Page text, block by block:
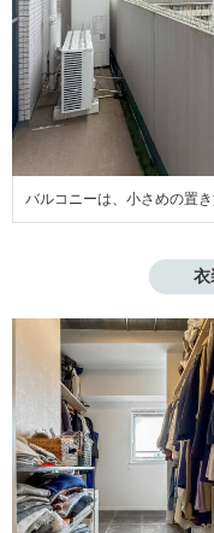
バルコニーは、小さめの置
衣